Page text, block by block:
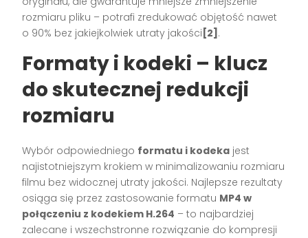
rozmiaru pliku – potrafi zredukować objętość nawet
o 90% bez jakiejkolwiek utraty jakości [2] .
Formaty i kodeki – klucz
do skutecznej redukcji
rozmiaru
Wybór odpowiedniego formatu i kodeka jest
najistotniejszym krokiem w minimalizowaniu rozmiaru
filmu bez widocznej utraty jakości. Najlepsze rezultaty
osiąga się przez zastosowanie formatu MP4 w
połączeniu z kodekiem H.264 – to najbardziej
zalecane i wszechstronne rozwiązanie do kompresji